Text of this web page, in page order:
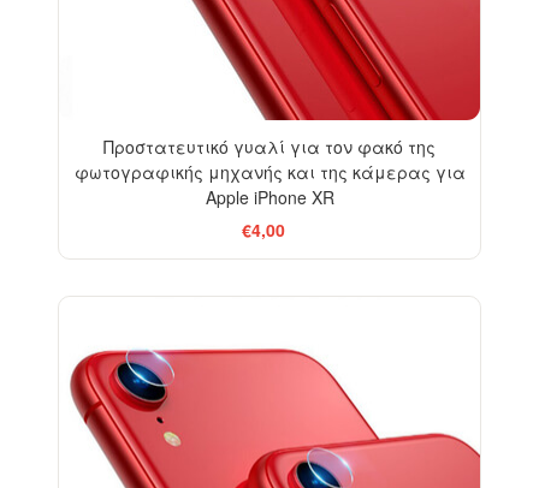
Προστατευτικό γυαλί για τον φακό της
φωτογραφικής μηχανής και της κάμερας για
Apple iPhone XR
€4,00